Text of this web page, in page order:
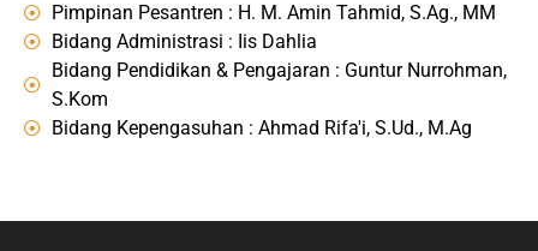
Pimpinan Pesantren : H. M. Amin Tahmid, S.Ag., MM
Bidang Administrasi : Iis Dahlia
Bidang Pendidikan & Pengajaran : Guntur Nurrohman,
S.Kom
Bidang Kepengasuhan : Ahmad Rifa'i, S.Ud., M.Ag